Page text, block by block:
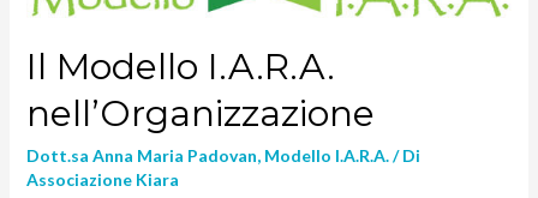
Il Modello I.A.R.A.
nell’Organizzazione
Dott.sa Anna Maria Padovan, Modello I.A.R.A./ Di
Associazione Kiara